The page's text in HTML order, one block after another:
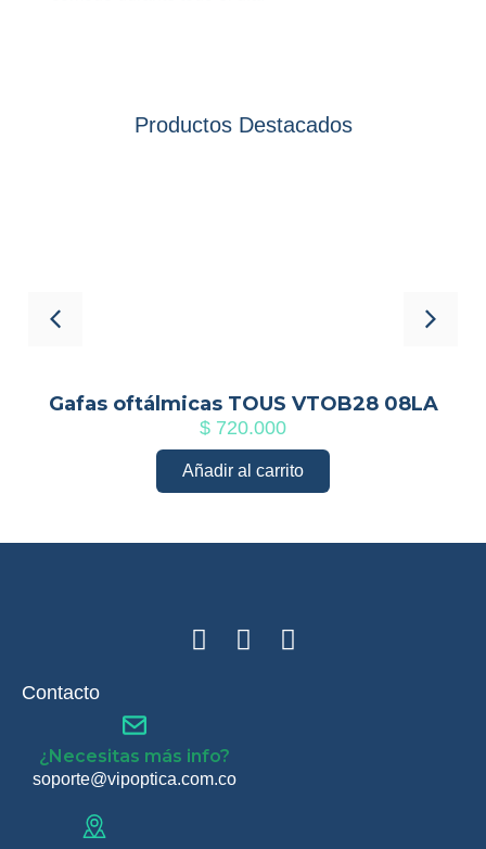
Productos Destacados
Gafas oftálmicas TOUS VTOB28 08LA
$ 720.000
Añadir al carrito
Contacto
¿Necesitas más info?
soporte@vipoptica.com.co